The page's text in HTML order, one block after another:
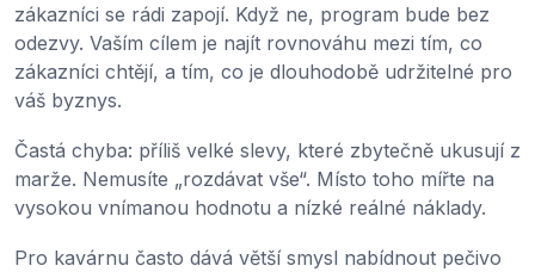
zákazníci se rádi zapojí. Když ne, program bude bez
odezvy. Vaším cílem je najít rovnováhu mezi tím, co
zákazníci chtějí, a tím, co je dlouhodobě udržitelné pro
váš byznys.
Častá chyba: příliš velké slevy, které zbytečně ukusují z
marže. Nemusíte „rozdávat vše“. Místo toho mířte na
vysokou vnímanou hodnotu a nízké reálné náklady.
Pro kavárnu často dává větší smysl nabídnout pečivo